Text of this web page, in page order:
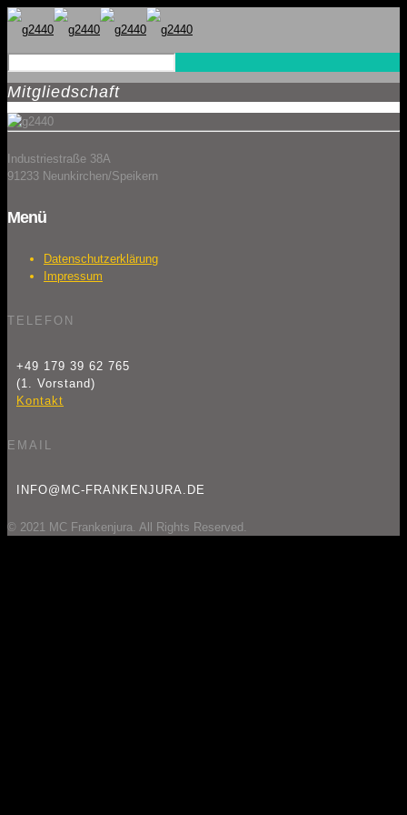
Mitgliedschaft
Industriestraße 38A
91233 Neunkirchen/Speikern
Menü
Datenschutzerklärung
Impressum
TELEFON
+49 179 39 62 765
(1. Vorstand)
Kontakt
EMAIL
INFO@MC-FRANKENJURA.DE
© 2021 MC Frankenjura. All Rights Reserved.